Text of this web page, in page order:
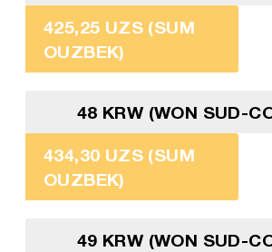
425,25 UZS (SUM
OUZBEK)
48 KRW (WON SUD-
434,30 UZS (SUM
OUZBEK)
49 KRW (WON SUD-